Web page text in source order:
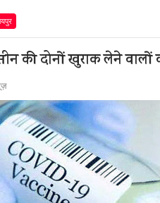
की दोनों खुराक लेने